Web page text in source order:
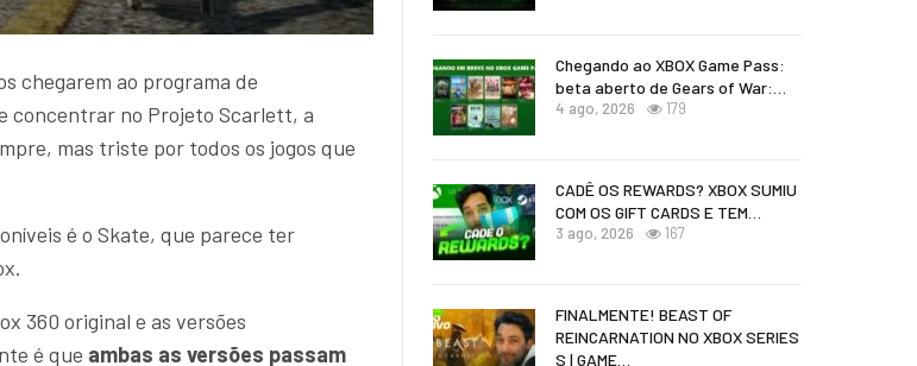
chegarem ao programa de
concentrar no Projeto Scarlett, a
mas triste por todos os jogos que
é o Skate, que parece ter
360 original e as versões
é que ambas as versões passam
Chegando ao XBOX Game Pass:
beta aberto de Gears of War:…
4 ago, 2026 179
CADÊ OS REWARDS? XBOX SUMIU
COM OS GIFT CARDS E TEM…
3 ago, 2026 167
FINALMENTE! BEAST OF
REINCARNATION NO XBOX SERIES
S | GAME…